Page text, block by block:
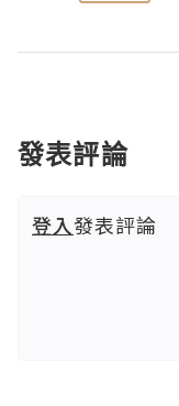
發表評論
登入發表評論